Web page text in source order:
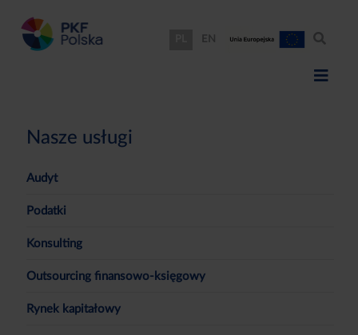
EN
Nasze usługi
Audyt
Podatki
Konsulting
Outsourcing finansowo-księgowy
Rynek kapitałowy